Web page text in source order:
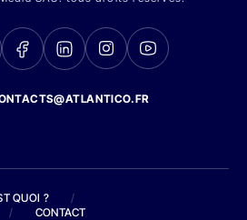
QUOI ?
/
/ CONTACT